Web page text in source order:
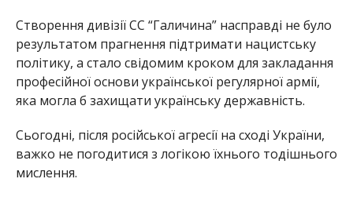
Створення дивізії СС “Галичина” насправді не було
результатом прагнення підтримати нацистську
політику, а стало свідомим кроком для закладання
професійної основи української регулярної армії,
яка могла б захищати українську державність.
Сьогодні, після російської агресії на сході України,
важко не погодитися з логікою їхнього тодішнього
мислення.